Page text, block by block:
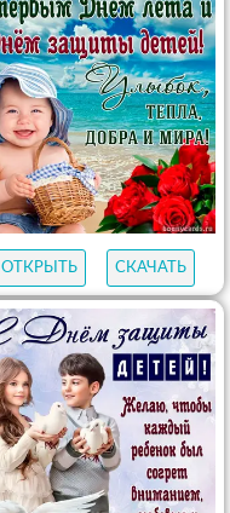
ОТКРЫТЬ СКАЧАТЬ